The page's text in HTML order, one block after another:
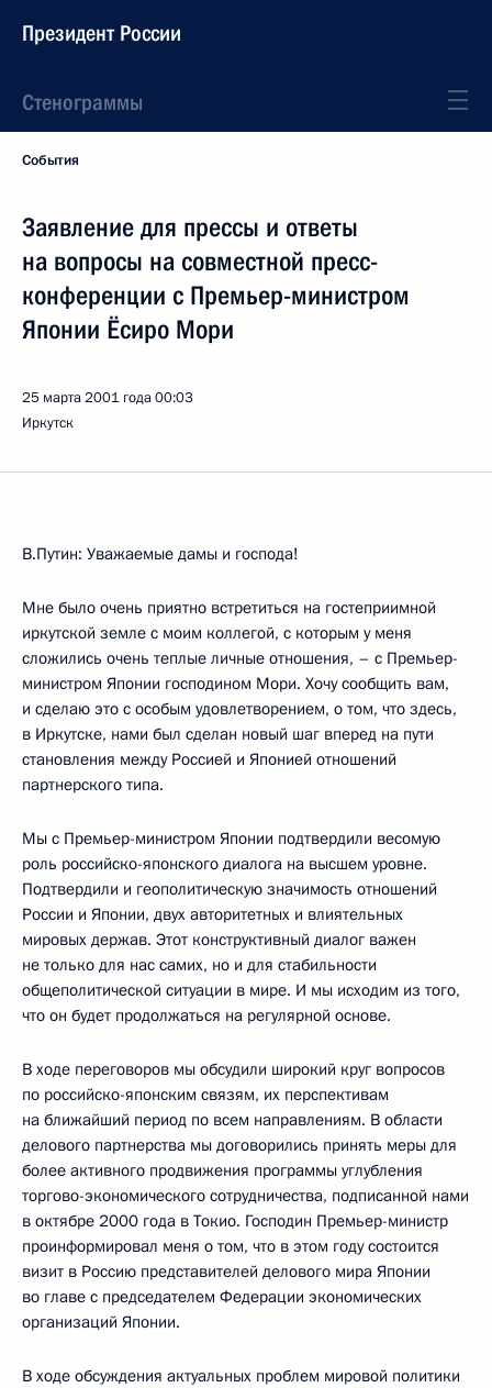
Президент России
Стенограммы
События
Заявление для прессы и ответы
на вопросы на совместной пресс-
конференции с Премьер-министром
Японии Ёсиро Мори
25 марта 2001 года00:03
Иркутск
В.Путин: Уважаемые дамы и господа!
Мне было очень приятно встретиться на гостеприимной
иркутской земле с моим коллегой, с которым у меня
сложились очень теплые личные отношения, – с Премьер-
министром Японии господином Мори. Хочу сообщить вам,
и сделаю это с особым удовлетворением, о том, что здесь,
в Иркутске, нами был сделан новый шаг вперед на пути
становления между Россией и Японией отношений
партнерского типа.
Мы с Премьер-министром Японии подтвердили весомую
роль российско-японского диалога на высшем уровне.
Подтвердили и геополитическую значимость отношений
России и Японии, двух авторитетных и влиятельных
мировых держав. Этот конструктивный диалог важен
не только для нас самих, но и для стабильности
общеполитической ситуации в мире. И мы исходим из того,
что он будет продолжаться на регулярной основе.
В ходе переговоров мы обсудили широкий круг вопросов
по российско-японским связям, их перспективам
на ближайший период по всем направлениям. В области
делового партнерства мы договорились принять меры для
более активного продвижения программы углубления
торгово-экономического сотрудничества, подписанной нами
в октябре 2000 года в Токио. Господин Премьер-министр
проинформировал меня о том, что в этом году состоится
визит в Россию представителей делового мира Японии
во главе с председателем Федерации экономических
организаций Японии.
В ходе обсуждения актуальных проблем мировой политики